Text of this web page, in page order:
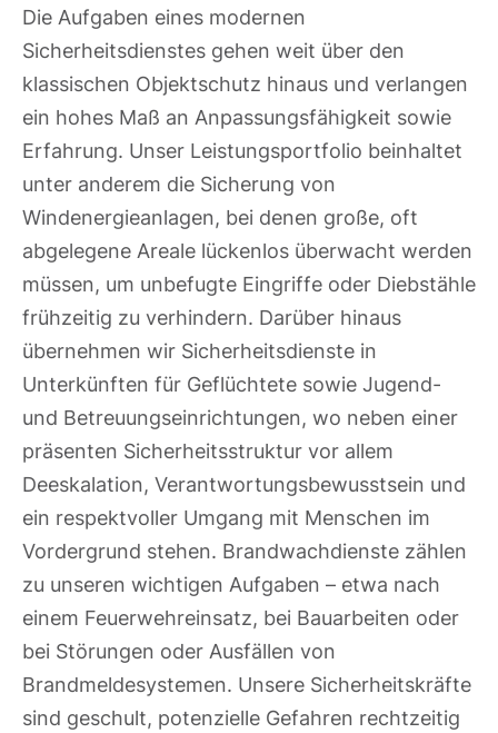
Die Aufgaben eines modernen
Sicherheitsdienstes gehen weit über den
klassischen Objektschutz hinaus und verlangen
ein hohes Maß an Anpassungsfähigkeit sowie
Erfahrung. Unser Leistungsportfolio beinhaltet
unter anderem die Sicherung von
Windenergieanlagen, bei denen große, oft
abgelegene Areale lückenlos überwacht werden
müssen, um unbefugte Eingriffe oder Diebstähle
frühzeitig zu verhindern. Darüber hinaus
übernehmen wir Sicherheitsdienste in
Unterkünften für Geflüchtete sowie Jugend-
und Betreuungseinrichtungen, wo neben einer
präsenten Sicherheitsstruktur vor allem
Deeskalation, Verantwortungsbewusstsein und
ein respektvoller Umgang mit Menschen im
Vordergrund stehen. Brandwachdienste zählen
zu unseren wichtigen Aufgaben – etwa nach
einem Feuerwehreinsatz, bei Bauarbeiten oder
bei Störungen oder Ausfällen von
Brandmeldesystemen. Unsere Sicherheitskräfte
sind geschult, potenzielle Gefahren rechtzeitig